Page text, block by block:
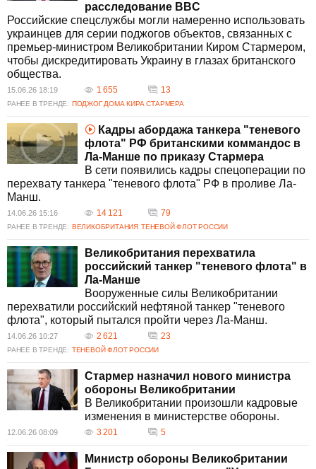
расследование BBC
Российские спецслужбы могли намеренно использовать
украинцев для серии поджогов объектов, связанных с
премьер-министром Великобритании Киром Стармером,
чтобы дискредитировать Украину в глазах британского
общества.
15.06.26 18:19 1 655 13
РАНЕЕ В ТРЕНДЕ: ПОДЖОГ ДОМА КИРА СТАРМЕРА
Кадры абордажа танкера "теневого
флота" РФ британскими коммандос в
Ла-Манше по приказу Стармера
В сети появились кадры спецоперации по
перехвату танкера "теневого флота" РФ в проливе Ла-
Манш.
14.06.26 15:16 14 121 79
РАНЕЕ В ТРЕНДЕ: ВЕЛИКОБРИТАНИЯ ТЕНЕВОЙ ФЛОТ РОССИИ
Великобритания перехватила
российский танкер "теневого флота" в
Ла-Манше
Вооруженные силы Великобритании
перехватили российский нефтяной танкер "теневого
флота", который пытался пройти через Ла-Манш.
14.06.26 10:27 2 621 23
РАНЕЕ В ТРЕНДЕ: ТЕНЕВОЙ ФЛОТ РОССИИ
Стармер назначил нового министра
обороны Великобритании
В Великобритании произошли кадровые
изменения в министерстве обороны.
12.06.26 08:09 3 201 5
Министр обороны Великобритании